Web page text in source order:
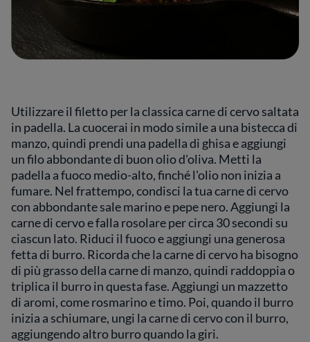
Utilizzare il filetto per la classica carne di cervo saltata
in padella. La cuocerai in modo simile a una bistecca di
manzo, quindi prendi una padella di ghisa e aggiungi
un filo abbondante di buon olio d'oliva. Metti la
padella a fuoco medio-alto, finché l'olio non inizia a
fumare. Nel frattempo, condisci la tua carne di cervo
con abbondante sale marino e pepe nero. Aggiungi la
carne di cervo e falla rosolare per circa 30 secondi su
ciascun lato. Riduci il fuoco e aggiungi una generosa
fetta di burro. Ricorda che la carne di cervo ha bisogno
di più grasso della carne di manzo, quindi raddoppia o
triplica il burro in questa fase. Aggiungi un mazzetto
di aromi, come rosmarino e timo. Poi, quando il burro
inizia a schiumare, ungi la carne di cervo con il burro,
aggiungendo altro burro quando la giri.